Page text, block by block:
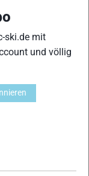
ski.de mit
und völlig